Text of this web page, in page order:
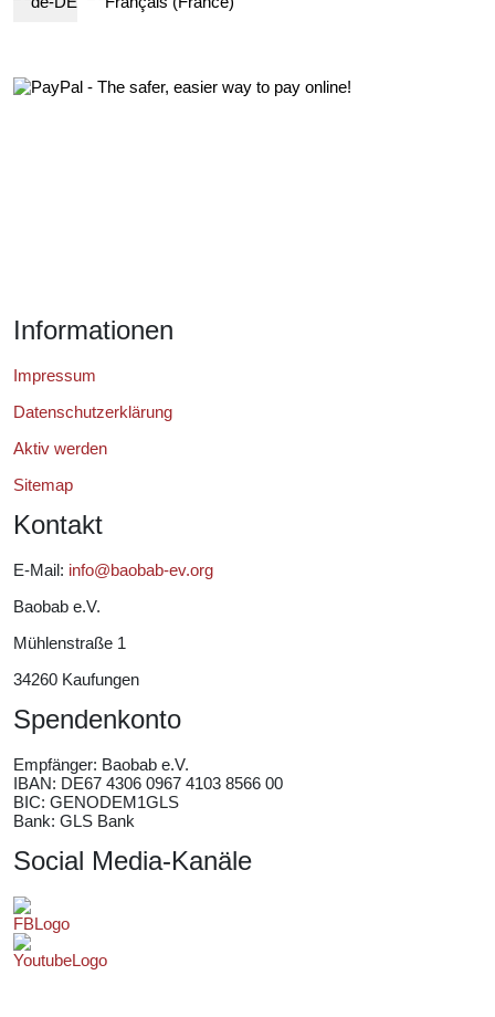
Informationen
Impressum
Datenschutzerklärung
Aktiv werden
Sitemap
Kontakt
E-Mail: info@baobab-ev.org
Baobab e.V.
Mühlenstraße 1
34260 Kaufungen
Spendenkonto
Empfänger: Baobab e.V.
IBAN: DE67 4306 0967 4103 8566 00
BIC: GENODEM1GLS
Bank: GLS Bank
Social Media-Kanäle